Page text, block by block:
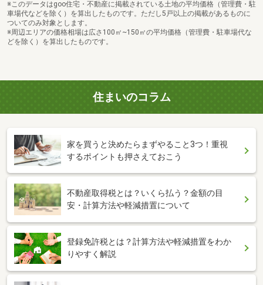
※このデータはgoo住宅・不動産に掲載されている土地の平均価格（管理費・駐
車場代などを除く）を算出したものです。ただし5戸以上の掲載があるものに
ついてのみ対象とします。
※周辺エリアの価格相場は広さ100㎡~150㎡の平均価格（管理費・駐車場代な
どを除く）を算出したものです。
住まいのコラム
家を買うと決めたらまずやること3つ！重視
するポイントも押さえておこう
不動産取得税とは？いくら払う？金額の目
安・計算方法や軽減措置について
登録免許税とは？計算方法や軽減措置をわか
りやすく解説